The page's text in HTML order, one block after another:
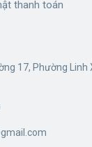
thanh toán
17, Phường Linh